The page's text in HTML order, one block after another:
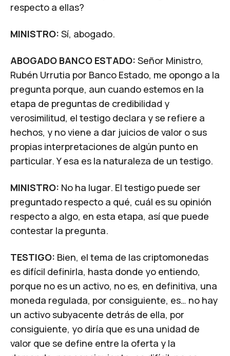
respecto a ellas?
MINISTRO: Sí, abogado.
ABOGADO BANCO ESTADO: Señor Ministro,
Rubén Urrutia por Banco Estado, me opongo a la
pregunta porque, aun cuando estemos en la
etapa de preguntas de credibilidad y
verosimilitud, el testigo declara y se refiere a
hechos, y no viene a dar juicios de valor o sus
propias interpretaciones de algún punto en
particular. Y esa es la naturaleza de un testigo.
MINISTRO: No ha lugar. El testigo puede ser
preguntado respecto a qué, cuál es su opinión
respecto a algo, en esta etapa, así que puede
contestar la pregunta.
TESTIGO: Bien, el tema de las criptomonedas
es difícil definirla, hasta donde yo entiendo,
porque no es un activo, no es, en definitiva, una
moneda regulada, por consiguiente, es… no hay
un activo subyacente detrás de ella, por
consiguiente, yo diría que es una unidad de
valor que se define entre la oferta y la